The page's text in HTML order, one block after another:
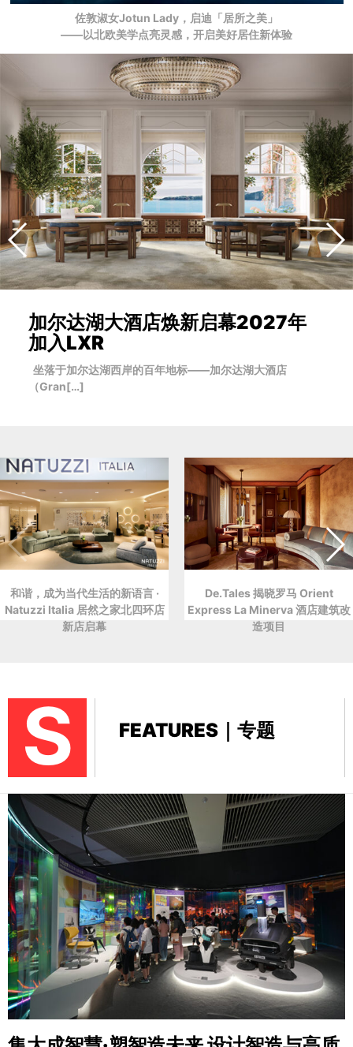
佐敦淑女Jotun Lady，启迪「居所之美」
——以北欧美学点亮灵感，开启美好居住新体验
加尔达湖大酒店焕新启幕2027年
加入LXR
坐落于加尔达湖西岸的百年地标——加尔达湖大酒店
（Gran[…]
和谐，成为当代生活的新语言 ·
Natuzzi Italia 居然之家北四环店
新店启幕
De.Tales 揭晓罗马 Orient
Express La Minerva 酒店建筑改
造项目
S FEATURES｜专题